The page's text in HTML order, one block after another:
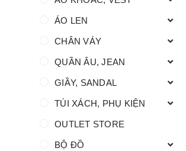
ÁO LEN
CHÂN VÁY
QUẦN ÂU, JEAN
GIẦY, SANDAL
TÚI XÁCH, PHỤ KIỆN
OUTLET STORE
BỘ ĐỒ